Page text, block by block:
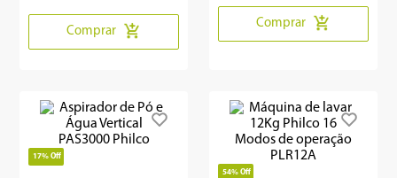
Comprar
Comprar
17% Off
54% Off